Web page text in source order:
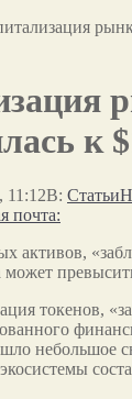
к
11:12В: Статьи
почта:
активов,
может
токенов,
небольшое